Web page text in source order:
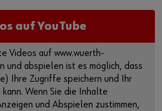
oder
Online-Shop registrieren?
Sie sich registrieren und alle
nutzen.
auf YouTube
Videos auf www.wuerth-
und abspielen ist es möglich, dass
Ihre Zugriffe speichern und Ihr
Wenn Sie die Inhalte
und Abspielen zustimmen,